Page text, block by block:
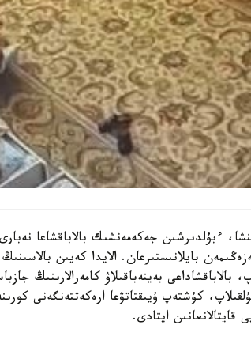
ءبۇلدىرشىن جەكەمەنشىك بالاباقشاعا
بايلانىستىرعان. الايدا كەيىن
بالاباقشاداعى بەينەباقىلاۋ كامەرالارىنىڭ
كۇشتەپ ۇيىقتاتۋعا ارەكەتتەنگەنى
ايتادى.